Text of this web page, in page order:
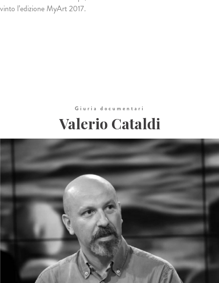
vinto l’edizione MyArt 2017.
Giuria documentari
Valerio Cataldi